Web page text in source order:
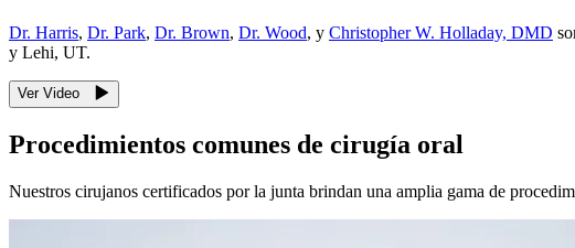
Dr. Harris, Dr. Park, Dr. Brown, Dr. Wood, y Christopher W. Holladay, DMD
y Lehi, UT.
Ver Video
Procedimientos comunes de cirugía oral
Nuestros cirujanos certificados por la junta brindan una amplia gama de